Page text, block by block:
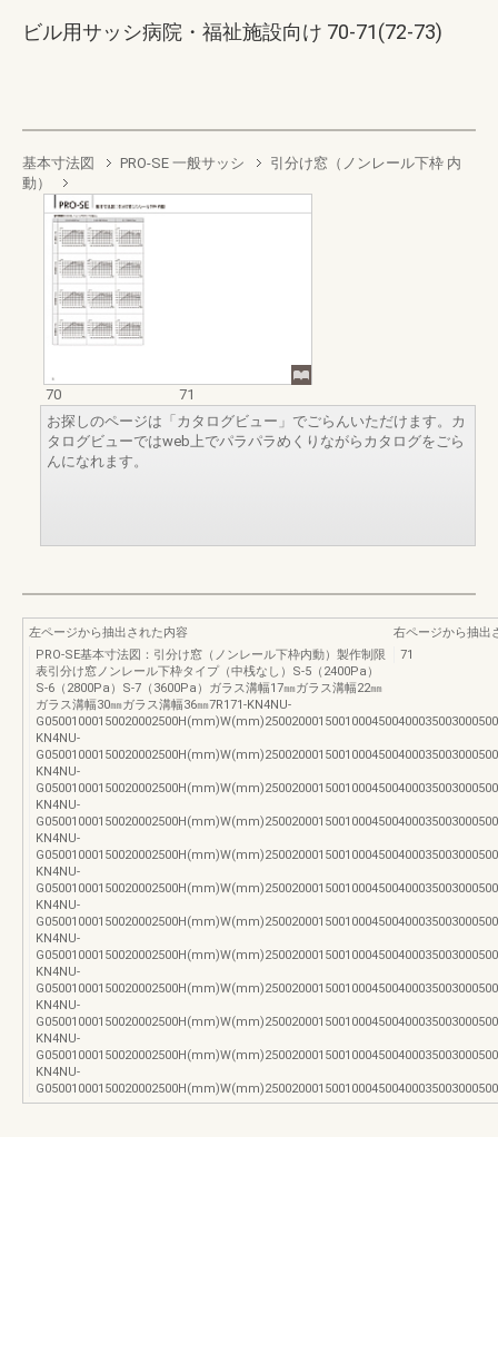
ビル用サッシ病院・福祉施設向け 70-71(72-73)
基本寸法図 PRO-SE 一般サッシ
引分け窓（ノンレール下枠 内
動）
70
71
お探しのページは「カタログビュー」でごらんいただけます。カ
タログビューではweb上でパラパラめくりながらカタログをごら
んになれます。
左ページから抽出された内容
PRO-SE基本寸法図：引分け窓（ノンレール下枠内動）製作制限
表引分け窓ノンレール下枠タイプ（中桟なし）S-5（2400Pa）
S-6（2800Pa）S-7（3600Pa）ガラス溝幅17㎜ガラス溝幅22㎜
ガラス溝幅30㎜ガラス溝幅36㎜7R171-KN4NU-
KN4NU-
KN4NU-
KN4NU-
KN4NU-
KN4NU-
KN4NU-
KN4NU-
KN4NU-
KN4NU-
KN4NU-
KN4NU-
右ページから抽出
71